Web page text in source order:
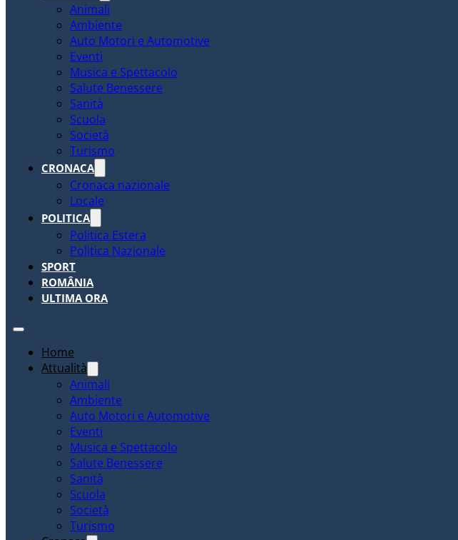
Animali
Ambiente
Auto Motori e Automotive
Eventi
Musica e Spettacolo
Salute Benessere
Sanità
Scuola
Società
Turismo
CRONACA
Cronaca nazionale
Locale
POLITICA
Politica Estera
Politica Nazionale
SPORT
ROMÂNIA
ULTIMA ORA
Home
Attualità
Animali
Ambiente
Auto Motori e Automotive
Eventi
Musica e Spettacolo
Salute Benessere
Sanità
Scuola
Società
Turismo